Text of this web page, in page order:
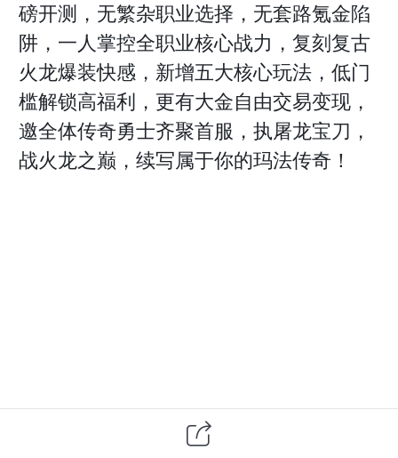
磅开测，无繁杂职业选择，无套路氪金陷
阱，一人掌控全职业核心战力，复刻复古
火龙爆装快感，新增五大核心玩法，低门
槛解锁高福利，更有大金自由交易变现，
邀全体传奇勇士齐聚首服，执屠龙宝刀，
战火龙之巅，续写属于你的玛法传奇！